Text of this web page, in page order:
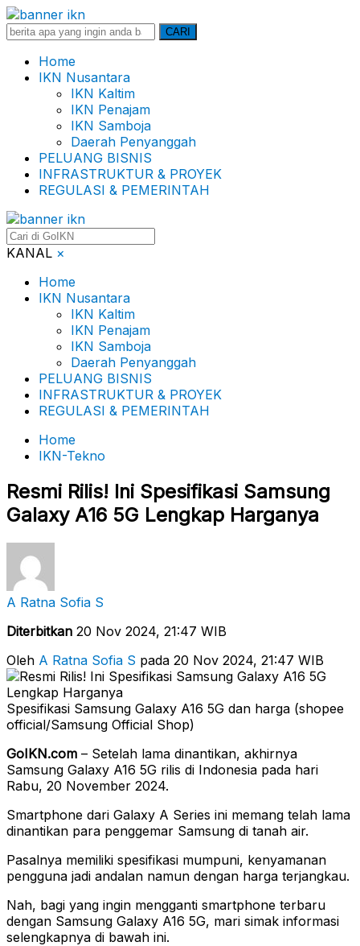
Search
CARI
Home
IKN Nusantara
IKN Kaltim
IKN Penajam
IKN Samboja
Daerah Penyanggah
PELUANG BISNIS
INFRASTRUKTUR & PROYEK
REGULASI & PEMERINTAH
KANAL ×
Home
IKN Nusantara
IKN Kaltim
IKN Penajam
IKN Samboja
Daerah Penyanggah
PELUANG BISNIS
INFRASTRUKTUR & PROYEK
REGULASI & PEMERINTAH
Home
IKN-Tekno
Resmi Rilis! Ini Spesifikasi Samsung
Galaxy A16 5G Lengkap Harganya
A Ratna Sofia S
Diterbitkan 20 Nov 2024, 21:47 WIB
Oleh A Ratna Sofia S pada 20 Nov 2024, 21:47 WIB
Spesifikasi Samsung Galaxy A16 5G dan harga (shopee
official/Samsung Official Shop)
GoIKN.com – Setelah lama dinantikan, akhirnya
Samsung Galaxy A16 5G rilis di Indonesia pada hari
Rabu, 20 November 2024.
Smartphone dari Galaxy A Series ini memang telah lama
dinantikan para penggemar Samsung di tanah air.
Pasalnya memiliki spesifikasi mumpuni, kenyamanan
pengguna jadi andalan namun dengan harga terjangkau.
Nah, bagi yang ingin mengganti smartphone terbaru
dengan Samsung Galaxy A16 5G, mari simak informasi
selengkapnya di bawah ini.